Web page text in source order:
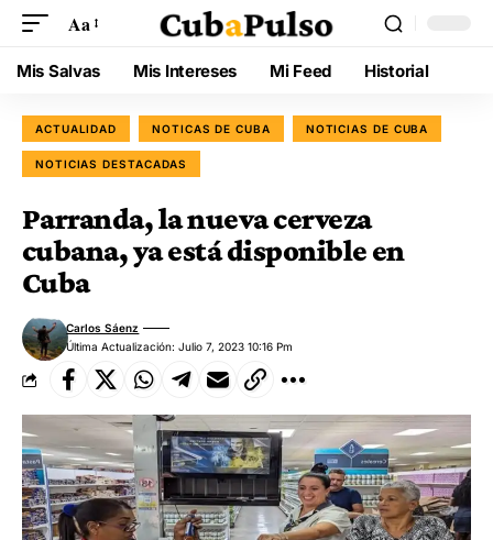
Aa
Mis Salvas Mis Intereses Mi Feed Historial
ACTUALIDAD NOTICAS DE CUBA NOTICIAS DE CUBA
NOTICIAS DESTACADAS
Parranda, la nueva cerveza
cubana, ya está disponible en
Cuba
Última Actualización: Julio 7, 2023 10:16 Pm
Carlos Sáenz